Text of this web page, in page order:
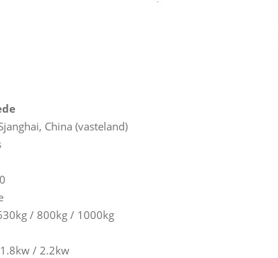
China (vasteland)
/ 800kg / 1000kg
/ 2.2kw